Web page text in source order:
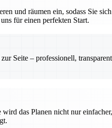
und räumen ein, sodass Sie
für einen perfekten Start.
Seite – professionell,
das Planen nicht nur